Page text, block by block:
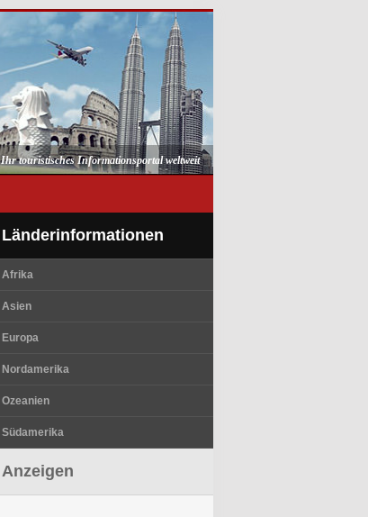
Ihr touristisches Informationsportal weltweit
Länderinformationen
Afrika
Asien
Europa
Nordamerika
Ozeanien
Südamerika
Anzeigen